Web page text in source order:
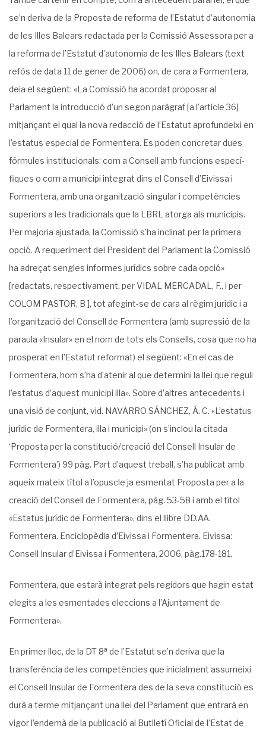
se’n deriva de la Proposta de reforma de l’Esta­tut d’autonomia
de les Illes Balears redactada per la Comissió Assessora per a
la reforma de l’Esta­tut d’autonomia de les Illes Balears (text
refós de data 11 de gener de 2006) on, de cara a Formen­tera,
deia el següent: «La Comissió ha acordat proposar al
Parlament la introducció d’un segon parà­graf [a l’article 36]
mitjançant el qual la nova redacció de l’Estatut aprofundeixi en
l’estatus especial de Formentera. Es poden concretar dues
fórmules institucionals: com a Consell amb funcions especí­
fiques o com a municipi integrat dins el Consell d’Eivissa i
Formentera, amb una organització singu­lar i competències
superiors a les tradicionals que la LBRL atorga als municipis.
Per majoria ajustada, la Comissió s’ha inclinat per la primera
opció. A requeriment del President del Parlament la Comissió
ha adreçat sengles informes jurídics sobre cada opció»
[redactats, respectivament, per VIDAL MERCA­DAL, F., i per
COLOM PASTOR, B ], tot afegint-se de cara al règim jurídic i a
l’organització del Consell de Formentera (amb supressió de la
paraula «Insular» en el nom de tots els Consells, cosa que no ha
prosperat en l’Estatut reformat) el següent: «En el cas de
Formentera, hom s’ha d’atenir al que deter­mini la llei que reguli
l’estatus d’aquest municipi illa». Sobre d’altres antecedents i
una visió de conjunt, vid. NAVARRO SÁNCHEZ, Á. C. «L’estatus
jurídic de Formentera, illa i municipi» (on s’inclou la citada
‘Proposta per la constitució/creació del Consell Insular de
Formentera’) 99 pàg. Part d’aquest treball, s’ha publicat amb
aqueix mateix títol a l’opuscle ja esmentat Proposta per a la
creació del Consell de Formentera, pàg. 53-58 i amb el títol
«Estatus jurídic de Formentera», dins el llibre DD.AA.
Formentera. Enciclopèdia d’Eivissa i Formentera. Eivissa:
Consell Insular d’Eivissa i Formentera, 2006, pàg.178-181.
Formentera, que estarà integrat pels regidors que hagin estat
elegits a les esmentades eleccions a l’Ajuntament de
Formentera».
En primer lloc, de la DT 8a de l’Estatut se’n deriva que la
transferència de les compe­tències que inicialment assumeixi
el Consell Insular de Formentera des de la seva consti­tució es
durà a terme mitjançant una llei del Parlament que entrarà en
vigor l’endemà de la publicació al Butlletí Oficial de l’Estat de